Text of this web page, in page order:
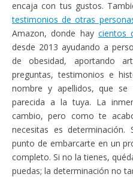
encaja con tus gustos.
testimonios de otras
Amazon, donde hay cientos
desde 2013 ayudando a
de obesidad, aportando
preguntas, testimonios e
nombre y apellidos, que se
parecida a la tuya. La
cambio, pero como te
necesitas es
punto de embarcarte en un
completo. Si no la tienes,
puedas; la determinación no